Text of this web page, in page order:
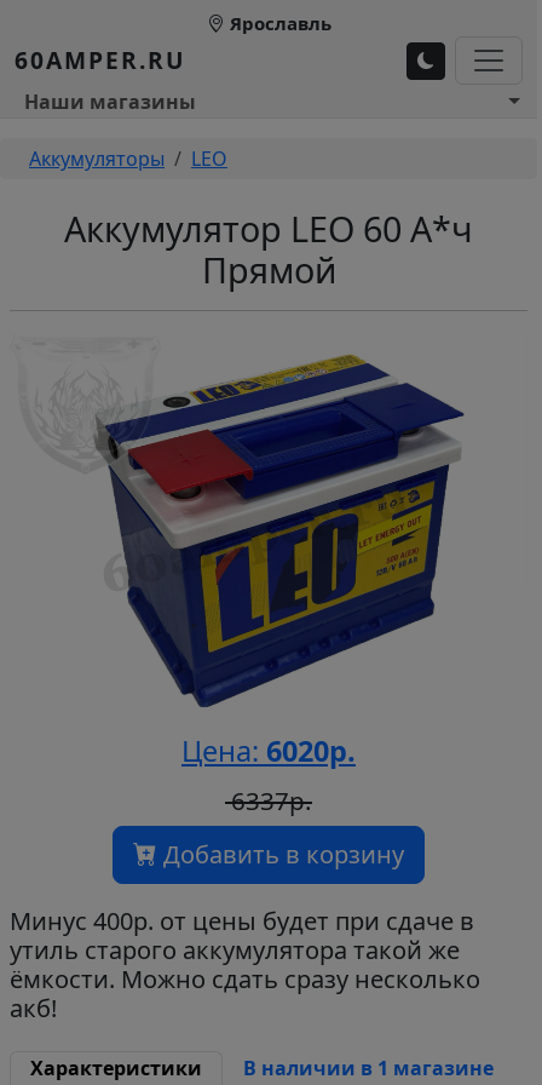
Перейти к основному содержанию
Ярославль
60AMPER.RU
Основное меню 1
Наши магазины
Строка навигации
Аккумуляторы LEO
Аккумулятор LEO 60 А*ч
Прямой
Цена: 6020р.
6337р.
Добавить в корзину
Минус 400р. от цены будет при сдаче в
утиль старого аккумулятора такой же
ёмкости. Можно сдать сразу несколько
акб!
Характеристики
В наличии в 1 магазине